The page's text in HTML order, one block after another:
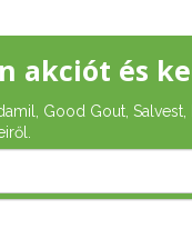
akciót és
Good Gout, Salvest,